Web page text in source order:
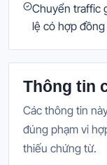
Chuyển traffic
lệ có hợp đồng
Thông tin
Các thông tin
đúng phạm vi
thiếu chứng từ.